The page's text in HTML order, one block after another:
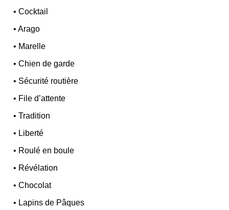
•Cocktail
•Arago
• Marelle
•Chien de garde
• Sécurité routière
• File d’attente
•Tradition
• Liberté
• Roulé en boule
• Révélation
•Chocolat
• Lapins de Pâques